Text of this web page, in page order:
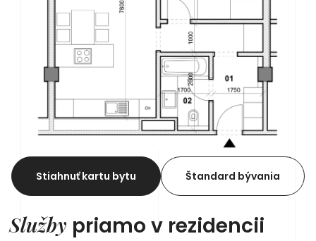
Stiahnuť kartu bytu Štandard bývania
Služby priamo v rezidencii